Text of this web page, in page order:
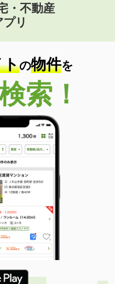
・不動産
プリ
トの物件を
索！